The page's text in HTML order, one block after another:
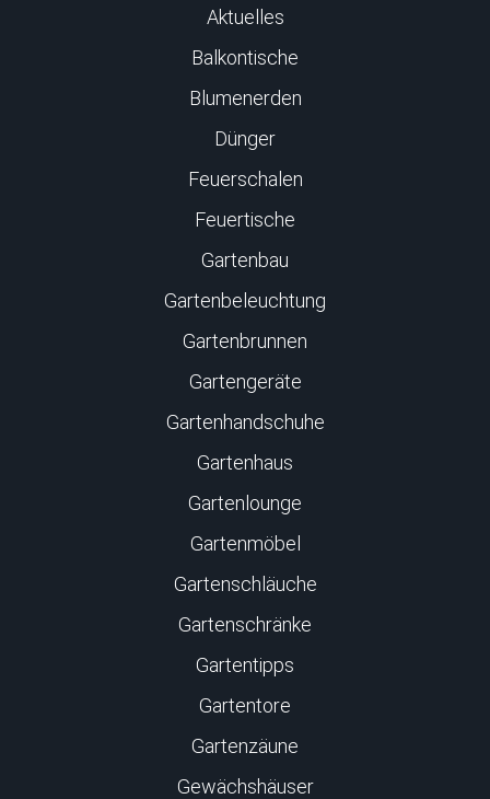
Aktuelles
Balkontische
Blumenerden
Dünger
Feuerschalen
Feuertische
Gartenbau
Gartenbeleuchtung
Gartenbrunnen
Gartengeräte
Gartenhandschuhe
Gartenhaus
Gartenlounge
Gartenmöbel
Gartenschläuche
Gartenschränke
Gartentipps
Gartentore
Gartenzäune
Gewächshäuser